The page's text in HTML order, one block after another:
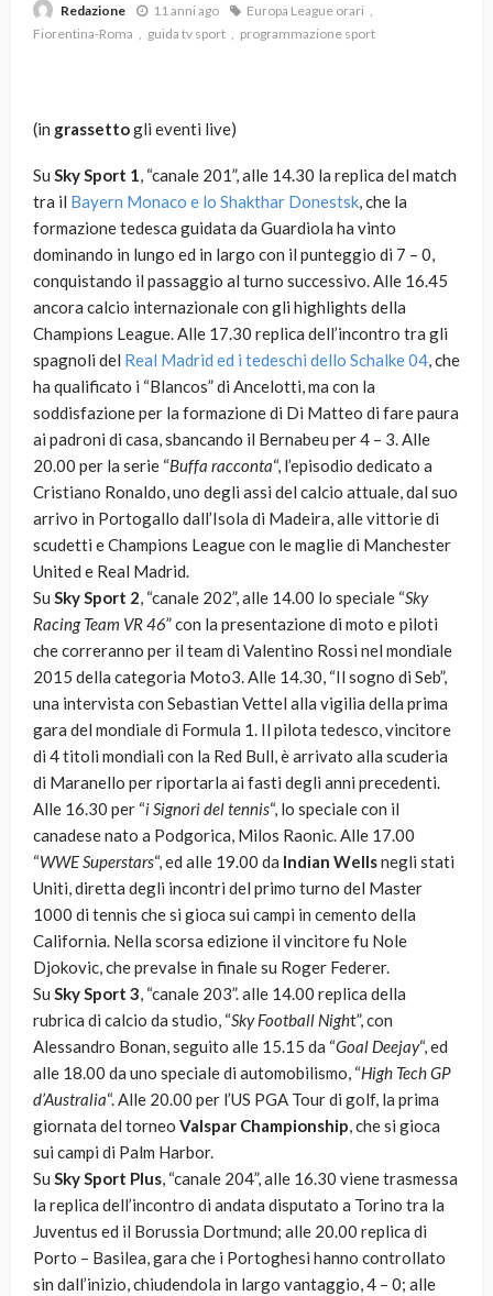
Redazione 11 anni ago
Europa League orari
Fiorentina-Roma
guida tv sport programmazione sport
(in grassettogli eventi live)
Su Sky Sport 1, “canale 201”, alle 14.30 la replica del match
tra il Bayern Monaco e lo Shakthar Donestsk, che la
formazione tedesca guidata da Guardiola ha vinto
dominando in lungo ed in largo con il punteggio di 7 – 0,
conquistando il passaggio al turno successivo. Alle 16.45
ancora calcio internazionale con gli highlights della
Champions League. Alle 17.30 replica dell’incontro tra gli
spagnoli del Real Madrid ed i tedeschi dello Schalke 04, che
ha qualificato i “Blancos” di Ancelotti, ma con la
soddisfazione per la formazione di Di Matteo di fare paura
ai padroni di casa, sbancando il Bernabeu per 4 – 3. Alle
20.00 per la serie “Buffa racconta“, l’episodio dedicato a
Cristiano Ronaldo, uno degli assi del calcio attuale, dal suo
arrivo in Portogallo dall’Isola di Madeira, alle vittorie di
scudetti e Champions League con le maglie di Manchester
United e Real Madrid.
Su Sky Sport 2, “canale 202”, alle 14.00 lo speciale “Sky
Racing Team VR 46” con la presentazione di moto e piloti
che correranno per il team di Valentino Rossi nel mondiale
2015 della categoria Moto3. Alle 14.30, “Il sogno di Seb”,
una intervista con Sebastian Vettel alla vigilia della prima
gara del mondiale di Formula 1. Il pilota tedesco, vincitore
di 4 titoli mondiali con la Red Bull, è arrivato alla scuderia
di Maranello per riportarla ai fasti degli anni precedenti.
Alle 16.30 per “i Signori del tennis“, lo speciale con il
canadese nato a Podgorica, Milos Raonic. Alle 17.00
“WWE Superstars“, ed alle 19.00 da Indian Wellsnegli stati
Uniti, diretta degli incontri del primo turno del Master
1000 di tennis che si gioca sui campi in cemento della
California. Nella scorsa edizione il vincitore fu Nole
Djokovic, che prevalse in finale su Roger Federer.
Su Sky Sport 3, “canale 203”. alle 14.00 replica della
rubrica di calcio da studio, “Sky Football Night”, con
Alessandro Bonan, seguito alle 15.15 da “Goal Deejay“, ed
alle 18.00 da uno speciale di automobilismo, “High Tech GP
d’Australia“. Alle 20.00 per l’US PGA Tour di golf, la prima
giornata del torneo Valspar Championship, che si gioca
sui campi di Palm Harbor.
Su Sky Sport Plus, “canale 204”, alle 16.30 viene trasmessa
la replica dell’incontro di andata disputato a Torino tra la
Juventus ed il Borussia Dortmund; alle 20.00 replica di
Porto – Basilea, gara che i Portoghesi hanno controllato
sin dall’inizio, chiudendola in largo vantaggio, 4 – 0; alle